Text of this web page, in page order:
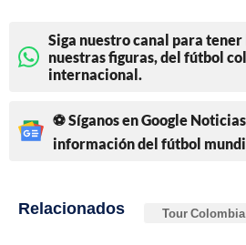
Siga nuestro canal para
nuestras figuras, del fútbol
internacional.
⚽ Síganos en Google
información del fútbol
Relacionados Tour Colombia